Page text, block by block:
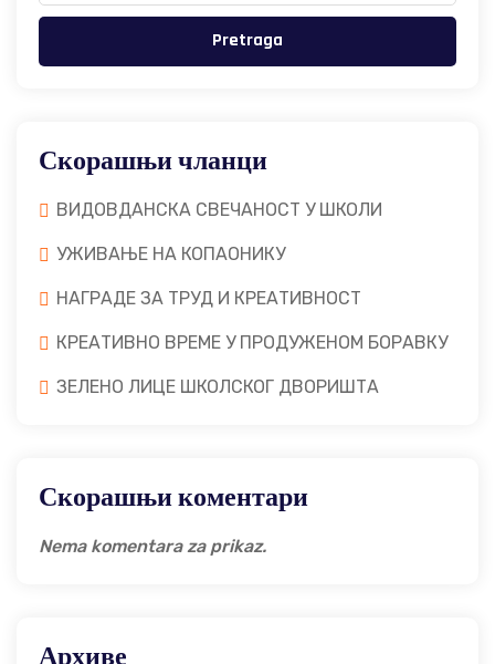
Pretraga
Скорашњи чланци
ВИДОВДАНСКА СВЕЧАНОСТ У ШКОЛИ
УЖИВАЊЕ НА КОПАОНИКУ
НАГРАДЕ ЗА ТРУД И КРЕАТИВНОСТ
КРЕАТИВНО ВРЕМЕ У ПРОДУЖЕНОМ БОРАВКУ
ЗЕЛЕНО ЛИЦЕ ШКОЛСКОГ ДВОРИШТА
Скорашњи коментари
Nema komentara za prikaz.
Архиве